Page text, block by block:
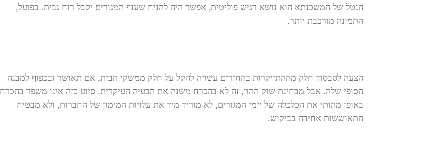
הנטל של המשכנתא הוא נושא רגיש פוליטית, אפשר היה להניח שענף המגורים יקבל רוח גבית. בפועל,
התמונה מורכבת יותר.
הצעה לסבסוד חלק מההתייקרות בהחזרים עשויה להקל על חלק ממשקי הבית, אם תאושר ובכפוף למבנה
הסופי שלה. אבל מבחינת שוק ההון, זה לא בהכרח משנה את הבעיה העיקרית. סיוע כזה אינו משפר בהכרח
באופן מהותי את הכלכלה של יזמי המגורים, לא מוריד מיד את עלויות המימון של החברות, ולא מבטיח
התאוששות אחידה בביקוש.